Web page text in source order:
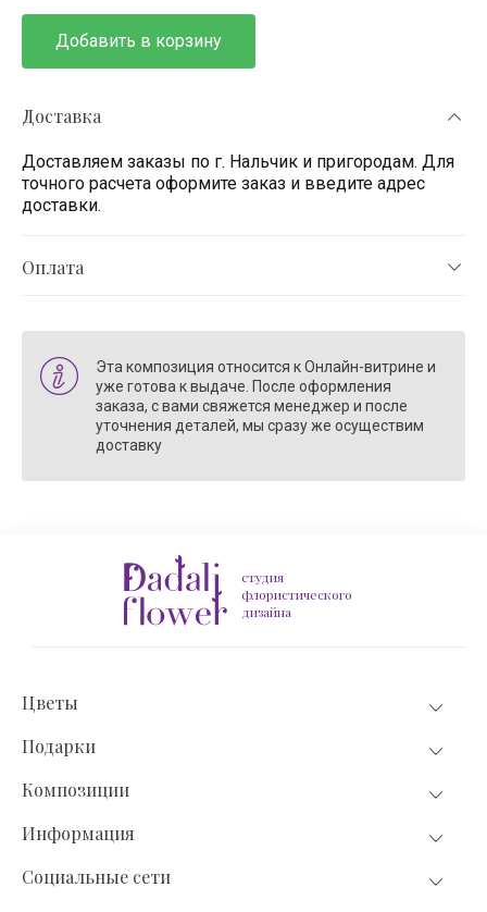
Добавить в корзину
Доставка
Доставляем заказы по г. Нальчик и пригородам. Для
точного расчета оформите заказ и введите адрес
доставки.
Оплата
Эта композиция относится к Онлайн-витрине и
уже готова к выдаче. После оформления
заказа, с вами свяжется менеджер и после
уточнения деталей, мы сразу же осуществим
доставку
студия
флористического
дизайна
Цветы
Подарки
Композиции
Информация
Социальные сети